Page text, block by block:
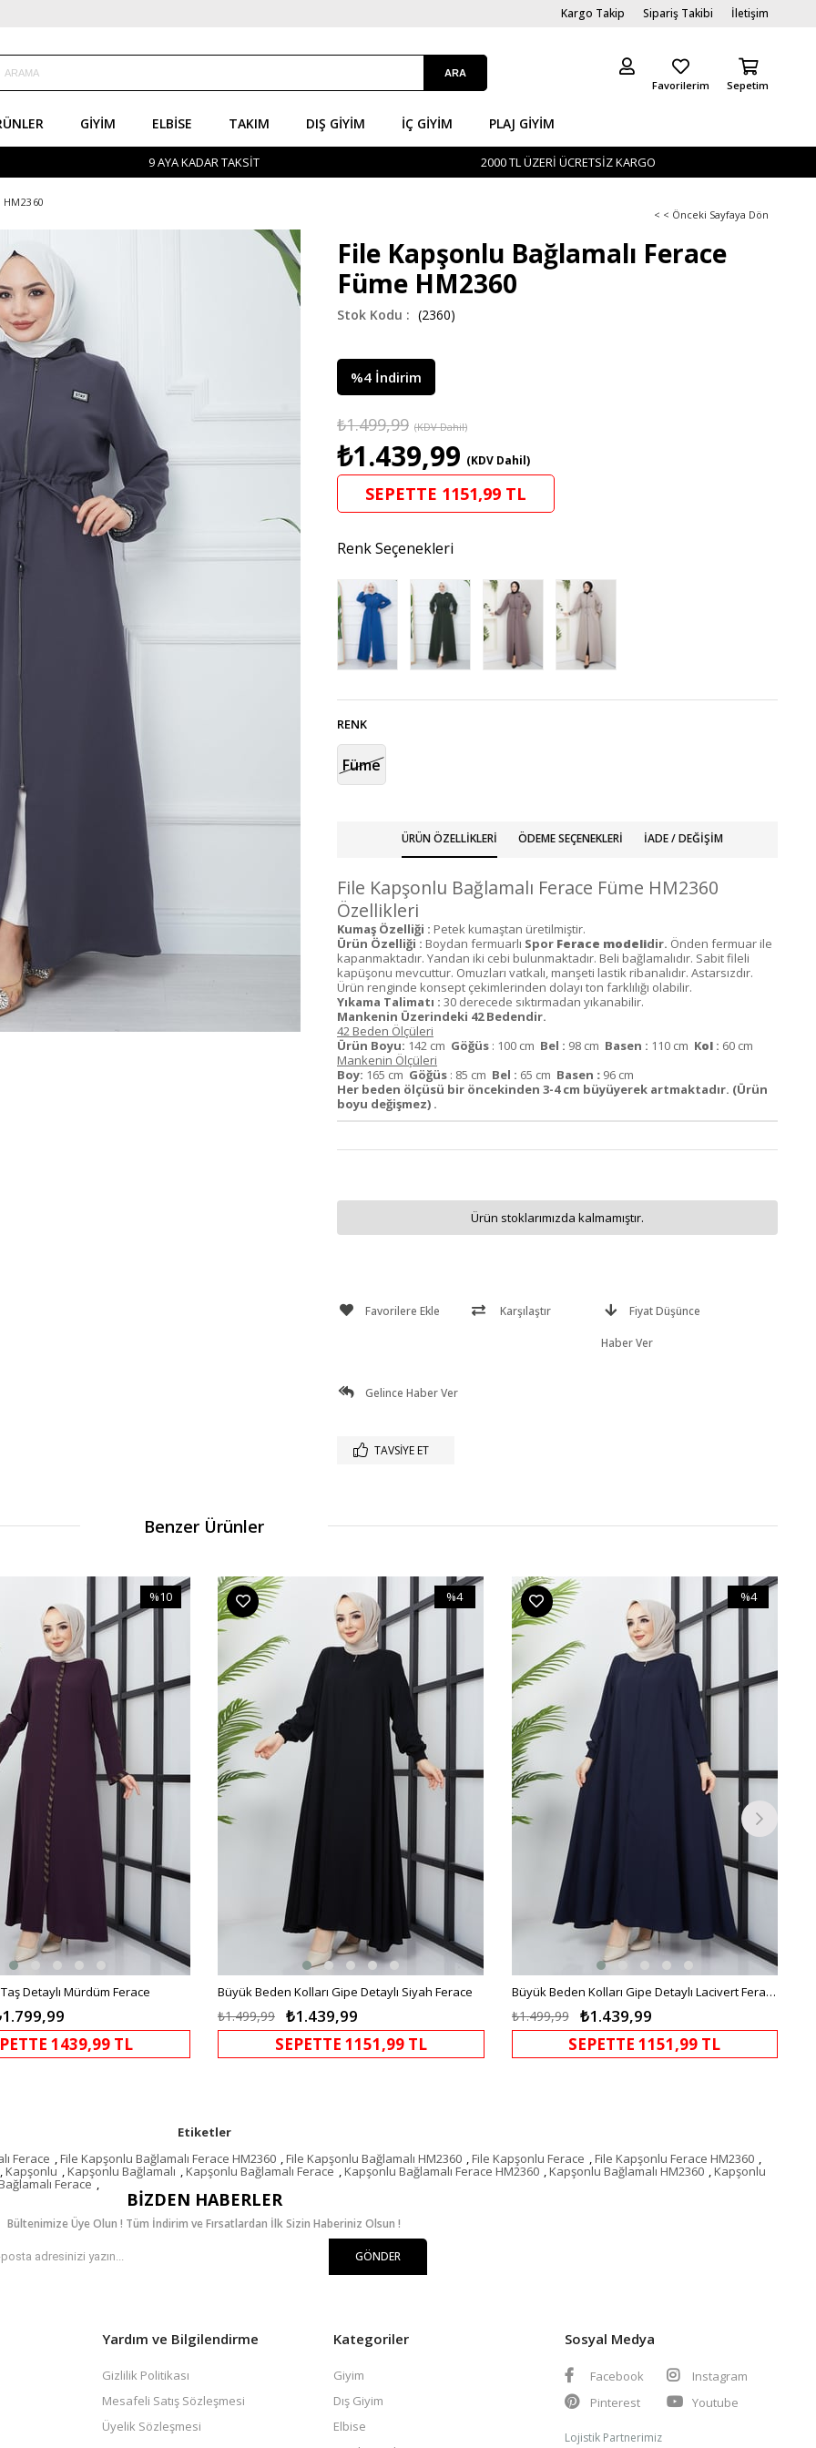
Kargo Takip Sipariş Takibi İletişim
Sepetim
Favorilerim
GIYIM ELBISE TAKIM DIŞ GIYIM İÇ GİYIM PLAJ GIYIM
9 AYA KADAR TAKSİT 2000 TL ÜZERİ ÜCRETSİZ KARGO
< < Önceki Sayfaya Dön
File Kapşonlu Bağlamalı Ferace
Füme HM2360
(2360)
%4 İndirim
₺1.499,99 (KDV Dahil)
₺1.439,99 (KDV Dahil)
SEPETTE 1151,99 TL
Renk Seçenekleri
RENK
Füme
ÜRÜN ÖZELLIKLERI ÖDEME SEÇENEKLERI İADE / DEĞIŞIM
File Kapşonlu Bağlamalı Ferace Füme HM2360
Özellikleri
Kumaş Özelliği : Petek kumaştan üretilmiştir.
Ürün Özelliği : Boydan fermuarlı Spor Ferace modelidir. Önden fermuar ile
kapanmaktadır. Yandan iki cebi bulunmaktadır. Beli bağlamalıdır. Sabit fileli
kapüşonu mevcuttur. Omuzları vatkalı, manşeti lastik ribanalıdır. Astarsızdır.
Ürün renginde konsept çekimlerinden dolayı ton farklılığı olabilir.
Yıkama Talimatı : 30 derecede sıktırmadan yıkanabilir.
Mankenin Üzerindeki 42 Bedendir.
42 Beden Ölçüleri
Ürün Boyu: 142 cm Göğüs : 100 cm Bel : 98 cm Basen : 110 cm Kol : 60 cm
Mankenin Ölçüleri
Boy: 165 cm Göğüs : 85 cm Bel : 65 cm Basen : 96 cm
Her beden ölçüsü bir öncekinden 3-4 cm büyüyerek artmaktadır. (Ürün
boyu değişmez) .
Ürün stoklarımızda kalmamıştır.
Favorilere Ekle Karşılaştır Fiyat Düşünce
Haber Ver
Gelince Haber Ver
TAVSIYE ET
Benzer Ürünler
Detaylı Mürdüm Ferace
%10
İndirim
1439,99 TL
Büyük Beden Kolları Gipe Detaylı Siyah Ferace
₺1.439,99
₺1.499,99
%4
SEPETTE 1151,99 TL
Büyük Beden Kolları Gipe Detaylı Lacivert Ferace
₺1.439,99
₺1.499,99
%4
SEPETTE 1151,99 TL
Etiketler
Ferace ,File Kapşonlu Bağlamalı Ferace HM2360 ,File Kapşonlu Bağlamalı HM2360 ,File Kapşonlu Ferace ,File Kapşonlu Ferace HM2360 ,
,Kapşonlu ,Kapşonlu Bağlamalı ,Kapşonlu Bağlamalı Ferace ,Kapşonlu Bağlamalı Ferace HM2360 ,Kapşonlu Bağlamalı HM2360 ,Kapşonlu
Ferace ,
BIZDEN HABERLER
Bültenimize Üye Olun ! Tüm İndirim ve Fırsatlardan İlk Sizin Haberiniz Olsun !
GÖNDER
Yardım ve Bilgilendirme
Gizlilik Politikası
Mesafeli Satış Sözleşmesi
Üyelik Sözleşmesi
Kategoriler
Giyim
Dış Giyim
Elbise
Sosyal Medya
Facebook
Instagram
Pinterest
Youtube
Lojistik Partnerimiz